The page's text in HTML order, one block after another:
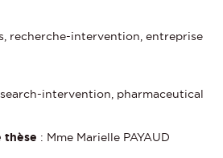
recherche-intervention, entreprise
intervention, pharmaceutical
thèse : Mme Marielle PAYAUD